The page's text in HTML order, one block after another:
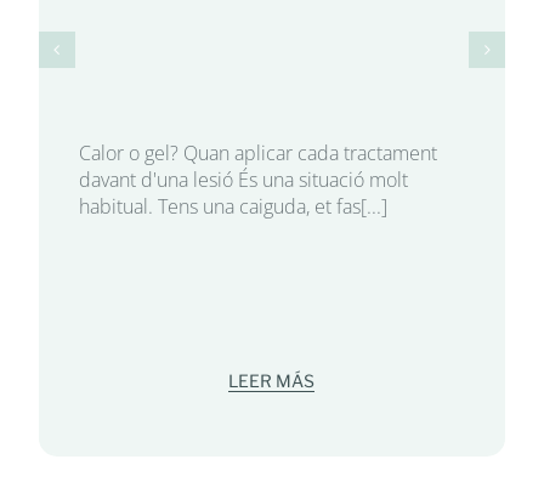
Calor o gel? Quan aplicar cada tractament
davant d'una lesió És una situació molt
habitual. Tens una caiguda, et fas[...]
LEER MÁS